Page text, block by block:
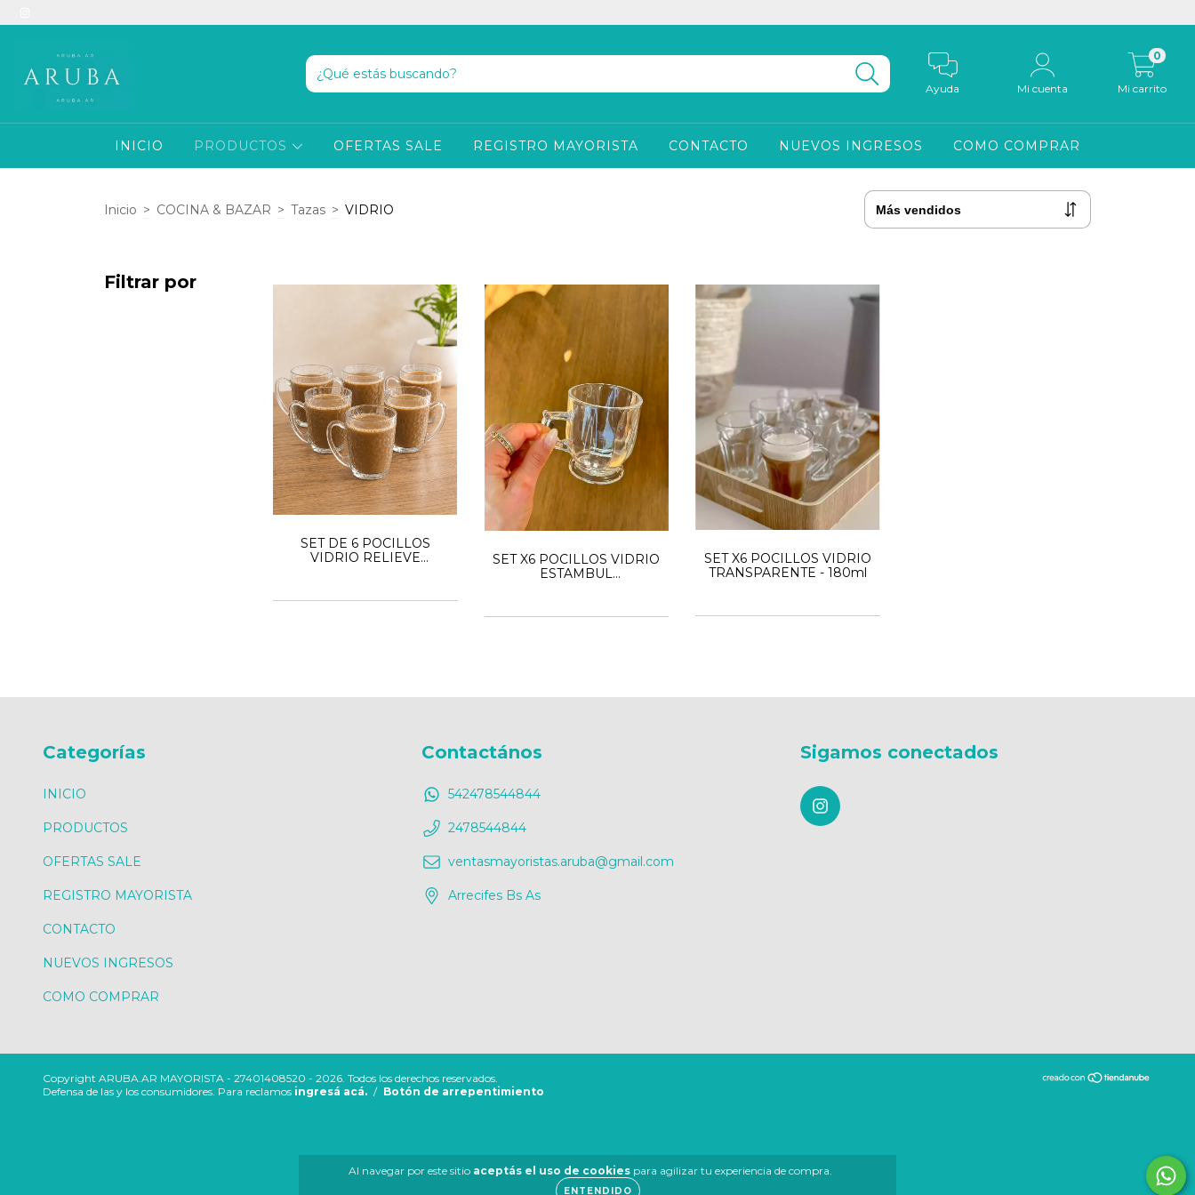
Ayuda Mi cuenta Mi carrito
0
INICIO PRODUCTOS OFERTAS SALE REGISTRO MAYORISTA CONTACTO NUEVOS INGRESOS COMO COMPRAR
Al navegar por este sitio aceptás el uso de cookies para agilizar tu experiencia de compra.
ENTENDIDO
Inicio > COCINA & BAZAR > Tazas > VIDRIO
Filtrar por
SET DE 6 POCILLOS
VIDRIO RELIEVE
SET X6 POCILLOS VIDRIO
ESTAMBUL
SET X6 POCILLOS VIDRIO
TRANSPARENTE - 180ml
Categorías
INICIO
PRODUCTOS
OFERTAS SALE
REGISTRO MAYORISTA
CONTACTO
NUEVOS INGRESOS
COMO COMPRAR
Contactános
542478544844
2478544844
ventasmayoristas.aruba@gmail.com
Arrecifes Bs As
Sigamos conectados
Copyright ARUBA.AR MAYORISTA - 27401408520 - 2026. Todos los derechos reservados.
Defensa de las y los consumidores. Para reclamos ingresá acá. / Botón de arrepentimiento